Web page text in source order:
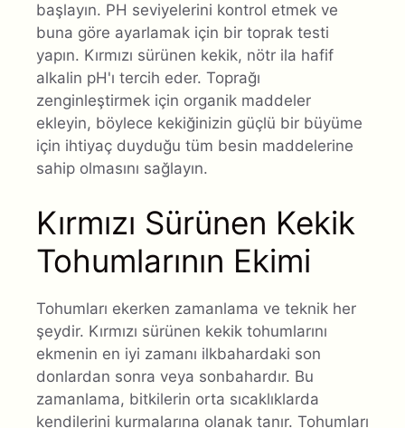
başlayın. PH seviyelerini kontrol etmek ve
buna göre ayarlamak için bir toprak testi
yapın. Kırmızı sürünen kekik, nötr ila hafif
alkalin pH'ı tercih eder. Toprağı
zenginleştirmek için organik maddeler
ekleyin, böylece kekiğinizin güçlü bir büyüme
için ihtiyaç duyduğu tüm besin maddelerine
sahip olmasını sağlayın.
Kırmızı Sürünen Kekik
Tohumlarının Ekimi
Tohumları ekerken zamanlama ve teknik her
şeydir. Kırmızı sürünen kekik tohumlarını
ekmenin en iyi zamanı ilkbahardaki son
donlardan sonra veya sonbahardır. Bu
zamanlama, bitkilerin orta sıcaklıklarda
kendilerini kurmalarına olanak tanır. Tohumları